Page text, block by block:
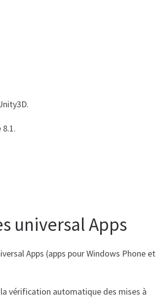
universal Apps
Apps (apps pour Windows Phone et
vérification automatique des mises à